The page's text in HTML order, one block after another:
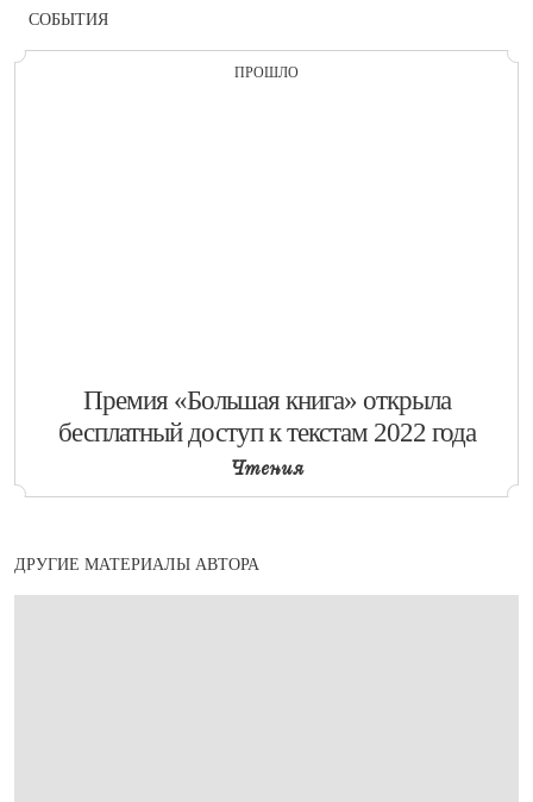
СОБЫТИЯ
ПРОШЛО
​Премия «Большая книга» открыла
бесплатный доступ к текстам 2022 года
Чтения
ДРУГИЕ МАТЕРИАЛЫ АВТОРА